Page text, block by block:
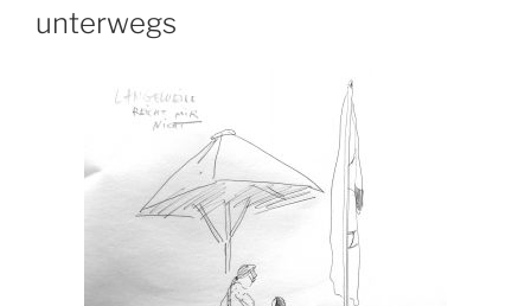
unterwegs